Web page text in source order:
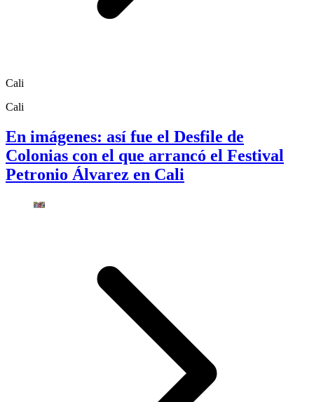
Cali
Cali
En imágenes: así fue el Desfile de
Colonias con el que arrancó el Festival
Petronio Álvarez en Cali